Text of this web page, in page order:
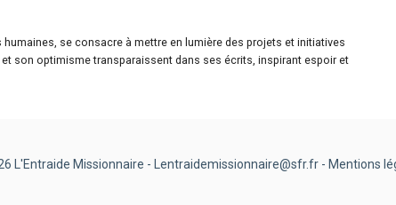
se consacre à mettre en lumière des projets et initiatives
son optimisme transparaissent dans ses écrits, inspirant espoir et
L'Entraide Missionnaire - Lentraidemissionnaire@sfr.fr - Mentions